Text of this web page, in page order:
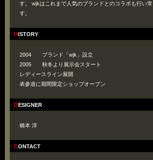
す。 wjkはこれまで人気のブランドとのコラボも行い
す。
HISTORY
2004 ブランド「wjk」設立
2005 秋冬より展示会スタート
レディースライン展開
表参道に期間限定ショップオープン
DESIGNER
橋本 淳
CONTACT